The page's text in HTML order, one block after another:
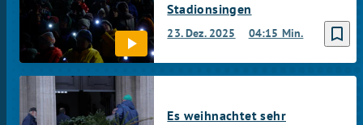
bookmark_border
23. Dez. 2025 04:15 Min.
Stadionsingen
Es weihnachtet sehr